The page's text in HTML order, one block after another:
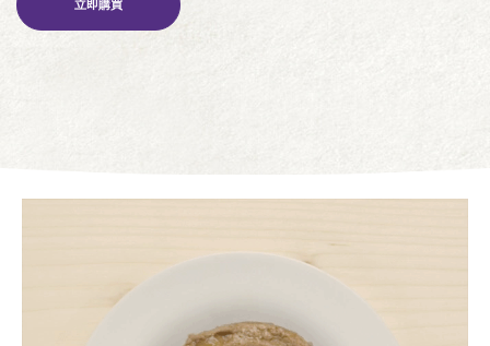
立即購買